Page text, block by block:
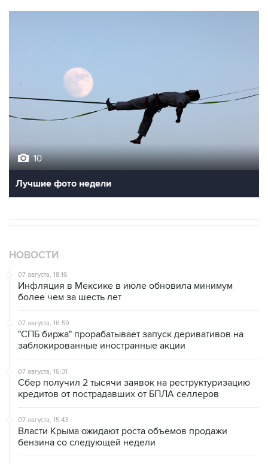
10
Лучшие фото недели
НОВОСТИ
07 августа, 18:16
Инфляция в Мексике в июле обновила минимум
более чем за шесть лет
07 августа, 16:59
"СПБ биржа" прорабатывает запуск деривативов на
заблокированные иностранные акции
07 августа, 16:31
Сбер получил 2 тысячи заявок на реструктуризацию
кредитов от пострадавших от БПЛА селлеров
07 августа, 15:43
Власти Крыма ожидают роста объемов продажи
бензина со следующей недели